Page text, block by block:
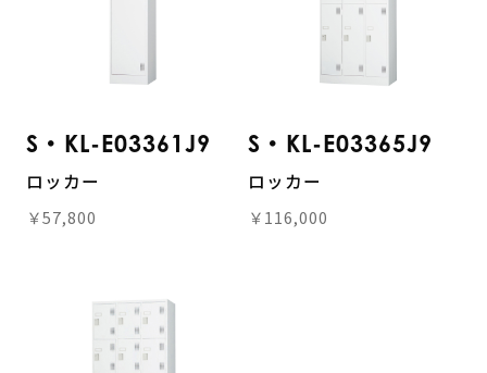
S・KL-E03361J9
ロッカー
￥57,800
S・KL-E03365J9
ロッカー
￥116,000